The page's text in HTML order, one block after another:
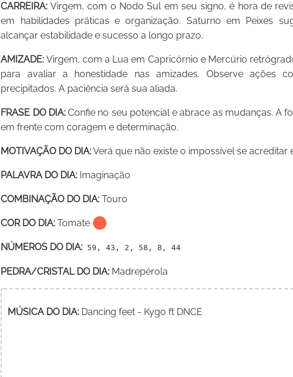
CARREIRA: Virgem, com o Nodo Sul em seu signo, é hora de
em habilidades práticas e organização. Saturno em Peixes
alcançar estabilidade e sucesso a longo prazo.
AMIZADE: Virgem, com a Lua em Capricórnio e Mercúrio
para avaliar a honestidade nas amizades. Observe ações
precipitados. A paciência será sua aliada.
FRASE DO DIA:Confie no seu potencial e abrace as mudanças. A
em frente com coragem e determinação.
MOTIVAÇÃO DO DIA:Verá que não existe o impossível se acreditar
PALAVRA DO DIA: Imaginação
COMBINAÇÃO DO DIA: Touro
COR DO DIA: Tomate
NÚMEROS DO DIA: 59, 43, 2, 58, 8, 44
PEDRA/CRISTAL DO DIA: Madrepérola
MÚSICA DO DIA: Dancing feet - Kygo ft DNCE